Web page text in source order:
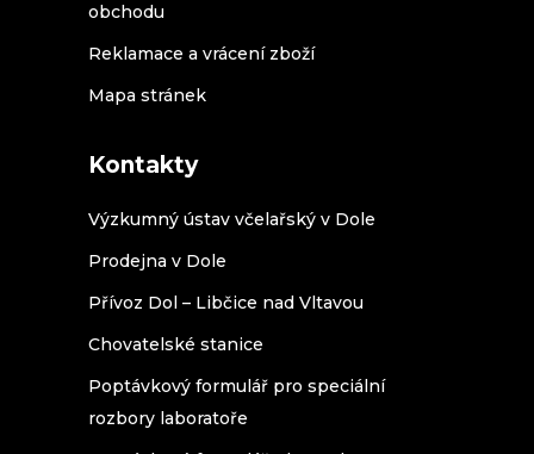
obchodu
Reklamace a vrácení zboží
Mapa stránek
Kontakty
Výzkumný ústav včelařský v Dole
Prodejna v Dole
Přívoz Dol – Libčice nad Vltavou
Chovatelské stanice
Poptávkový formulář pro speciální
rozbory laboratoře